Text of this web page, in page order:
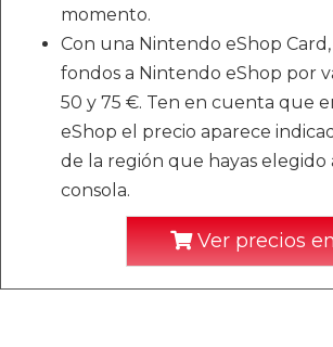
momento.
Con una Nintendo eShop
fondos a Nintendo eShop por
50 y 75 €. Ten en cuenta que
eShop el precio aparece
de la región que hayas
consola.
Ver precios